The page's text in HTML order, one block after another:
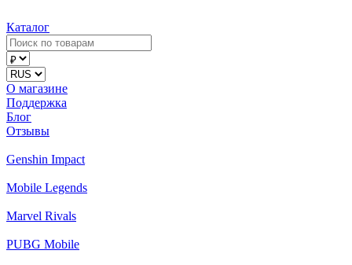
Каталог
О магазине
Поддержка
Блог
Отзывы
Genshin Impact
Mobile Legends
Marvel Rivals
PUBG Mobile